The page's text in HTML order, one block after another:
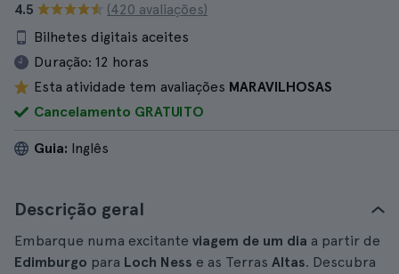
4.5
(420 avaliações)
Bilhetes digitais aceites
Duração: 12 horas
Esta atividade tem avaliações MARAVILHOSAS
Cancelamento GRATUITO
Guia: Inglês
Descrição geral
Embarque numa excitante viagem de um dia a partir de
Edimburgo para Loch Ness e as Terras Altas. Descubra